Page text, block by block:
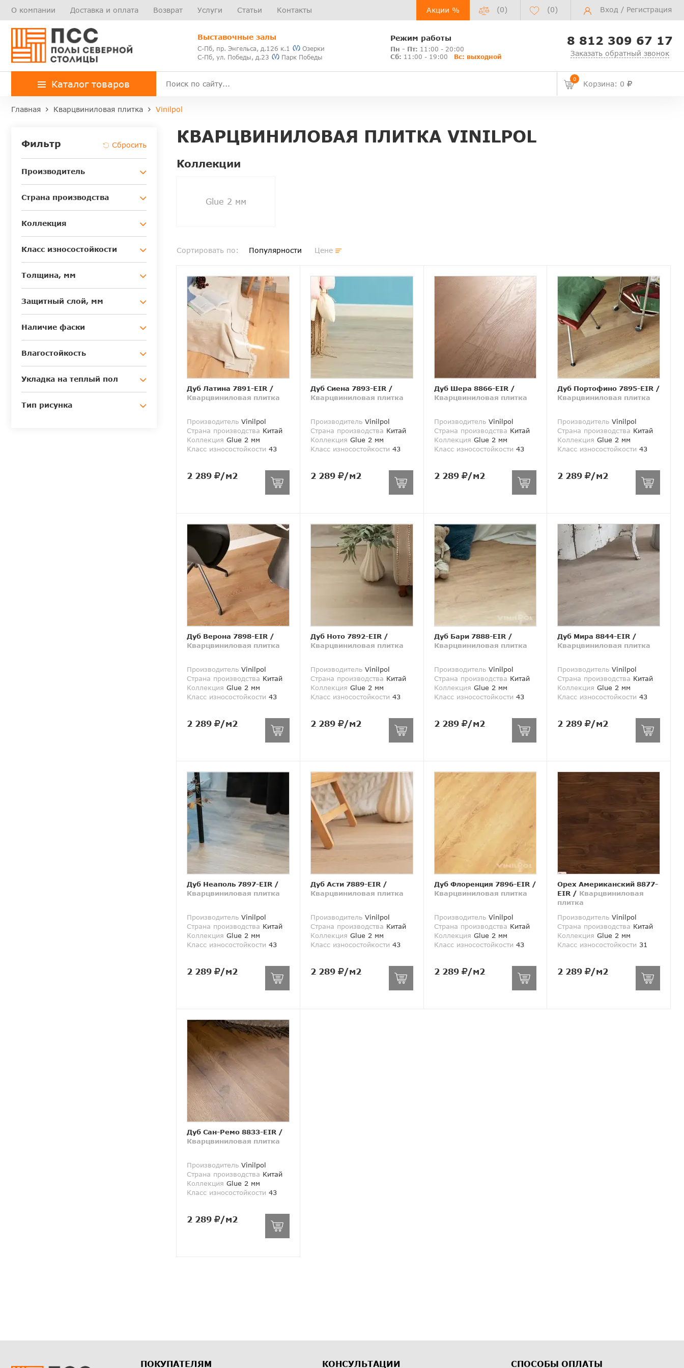
О компании Доставка и оплата Возврат Услуги Статьи Контакты Акции % (0) (0) Вход / Регистрация
Выставочные залы
С-Пб, пр. Энгельса, д.126 к.1
Озерки
С-Пб, ул. Победы, д.23
Парк Победы
Режим работы
Пн - Пт: 11:00 - 20:00
Сб: 11:00 - 19:00 Вс: выходной
8 812 309 67 17
Заказать обратный звонок
Каталог товаров 0
Корзина: 0
Главная Кварцвиниловая плитка Vinilpol
Фильтр
Производитель
Страна производства
Коллекция
Класс износостойкости
Толщина, мм
Защитный слой, мм
Наличие фаски
Влагостойкость
Укладка на теплый пол
Тип рисунка
КВАРЦВИНИЛОВАЯ ПЛИТКА VINILPOL
Коллекции
Glue 2 мм
Сортировать по: Популярности Цене
Дуб Латина 7891-EIR /
Кварцвиниловая плитка
Производитель Vinilpol
Страна производства Китай
Коллекция Glue 2 мм
Класс износостойкости 43
2 289 /м2
Дуб Сиена 7893-EIR/
Кварцвиниловая плитка
ПроизводительVinilpol
Страна производства Китай
Коллекция Glue 2 мм
Класс износостойкости 43
2 289 /м2
Дуб Шера 8866-EIR/
Кварцвиниловая плитка
ПроизводительVinilpol
Страна производства Китай
Коллекция Glue 2 мм
Класс износостойкости 43
2 289 /м2
Дуб Портофино 7895-EIR /
Кварцвиниловая плитка
Производитель Vinilpol
Страна производства Китай
Коллекция Glue 2 мм
Класс износостойкости 43
2 289 /м2
Дуб Верона 7898-EIR /
Кварцвиниловая плитка
Производитель Vinilpol
Страна производства Китай
Коллекция Glue 2 мм
Класс износостойкости 43
2 289 /м2
Дуб Ното 7892-EIR/
Кварцвиниловая плитка
ПроизводительVinilpol
Страна производства Китай
Коллекция Glue 2 мм
Класс износостойкости 43
2 289 /м2
Дуб Бари 7888-EIR/
Кварцвиниловая плитка
ПроизводительVinilpol
Страна производства Китай
Коллекция Glue 2 мм
Класс износостойкости 43
2 289 /м2
Дуб Мира 8844-EIR /
Кварцвиниловая плитка
Производитель Vinilpol
Страна производства Китай
Коллекция Glue 2 мм
Класс износостойкости 43
2 289 /м2
Дуб Неаполь 7897-EIR /
Кварцвиниловая плитка
Производитель Vinilpol
Страна производства Китай
Коллекция Glue 2 мм
Класс износостойкости 43
2 289 /м2
Дуб Асти 7889-EIR/
Кварцвиниловая плитка
ПроизводительVinilpol
Страна производства Китай
Коллекция Glue 2 мм
Класс износостойкости 43
2 289 /м2
Дуб Флоренция 7896-EIR/
Кварцвиниловая плитка
ПроизводительVinilpol
Страна производства Китай
Коллекция Glue 2 мм
Класс износостойкости 43
2 289 /м2
Орех Американский 8877-
EIR / Кварцвиниловая
плитка
Производитель Vinilpol
Страна производства Китай
Коллекция Glue 2 мм
Класс износостойкости 31
2 289 /м2
Дуб Сан-Ремо 8833-EIR /
Кварцвиниловая плитка
Производитель Vinilpol
Страна производства Китай
Коллекция Glue 2 мм
Класс износостойкости 43
2 289 /м2
ПОКУПАТЕЛЯМ КОНСУЛЬТАЦИИ СПОСОБЫ ОПЛАТЫ